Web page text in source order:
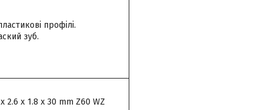
профілі.
зуб.
2.6 x 1.8 x 30 mm Z60 WZ